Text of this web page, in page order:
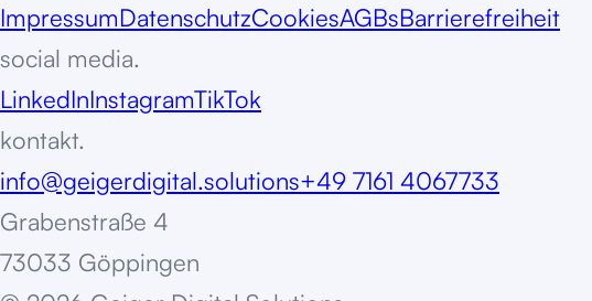
ImpressumDatenschutzCookiesAGBsBarrierefreiheit
social media.
LinkedInInstagramTikTok
kontakt.
info@geigerdigital.solutions+49 7161 4067733
Grabenstraße 4
73033 Göppingen